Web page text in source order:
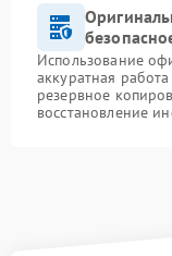
Использование
аккуратная
резервное
восстановление